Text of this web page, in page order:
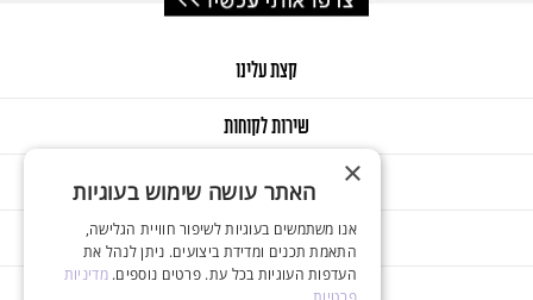
קצת עלינו
שירות לקוחות
GIFT CARD
החשבון שלי
× האתר עושה שימוש בעוגיות
אנו משתמשים בעוגיות לשיפור חוויית הגלישה,
התאמת תכנים ומדידת ביצועים. ניתן לנהל את
העדפות העוגיות בכל עת. פרטים נוספים.מדיניות